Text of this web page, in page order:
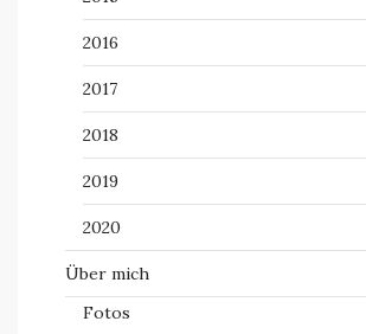
2016
2017
2018
2019
2020
Über mich
Fotos